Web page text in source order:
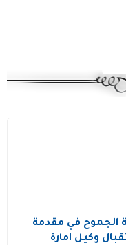
الجموح في مقدمة
وكيل امارة